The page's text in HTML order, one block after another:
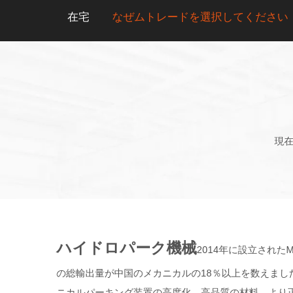
在宅 なぜムトレードを選択してください
現
ハイドロパーク機械2014年に設立された
の総輸出量が中国のメカニカルの18％以上を数えま